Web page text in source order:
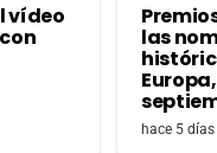
vídeo
las
hace 5 días